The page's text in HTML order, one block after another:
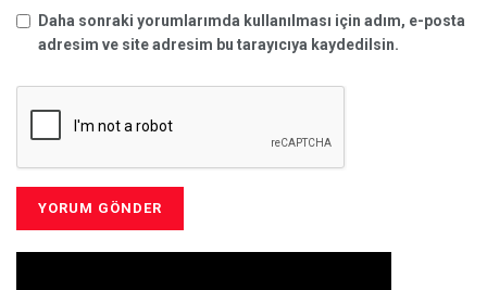
Daha sonraki yorumlarımda kullanılması için adım, e-posta
adresim ve site adresim bu tarayıcıya kaydedilsin.